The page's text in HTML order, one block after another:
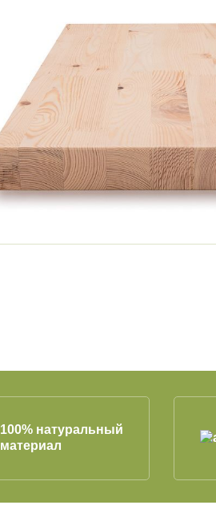
100% натуральный
материал